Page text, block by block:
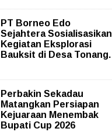
PT Borneo Edo
Sejahtera Sosialisasikan
Kegiatan Eksplorasi
Bauksit di Desa Tonang.
Perbakin Sekadau
Matangkan Persiapan
Kejuaraan Menembak
Bupati Cup 2026